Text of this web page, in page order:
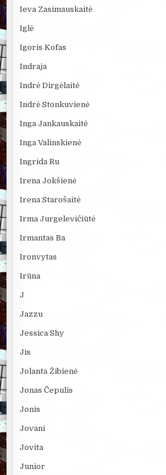
Ieva Zasimauskaitė
Iglė
Igoris Kofas
Indraja
Indrė Dirgėlaitė
Indrė Stonkuvienė
Inga Jankauskaitė
Inga Valinskienė
Ingrida Ru
Irena Jokšienė
Irena Starošaitė
Irma Jurgelevičiūtė
Irmantas Ba
Ironvytas
Irūna
J
Jazzu
Jessica Shy
Jis
Jolanta Žibienė
Jonas Čepulis
Jonis
Jovani
Jovita
Junior